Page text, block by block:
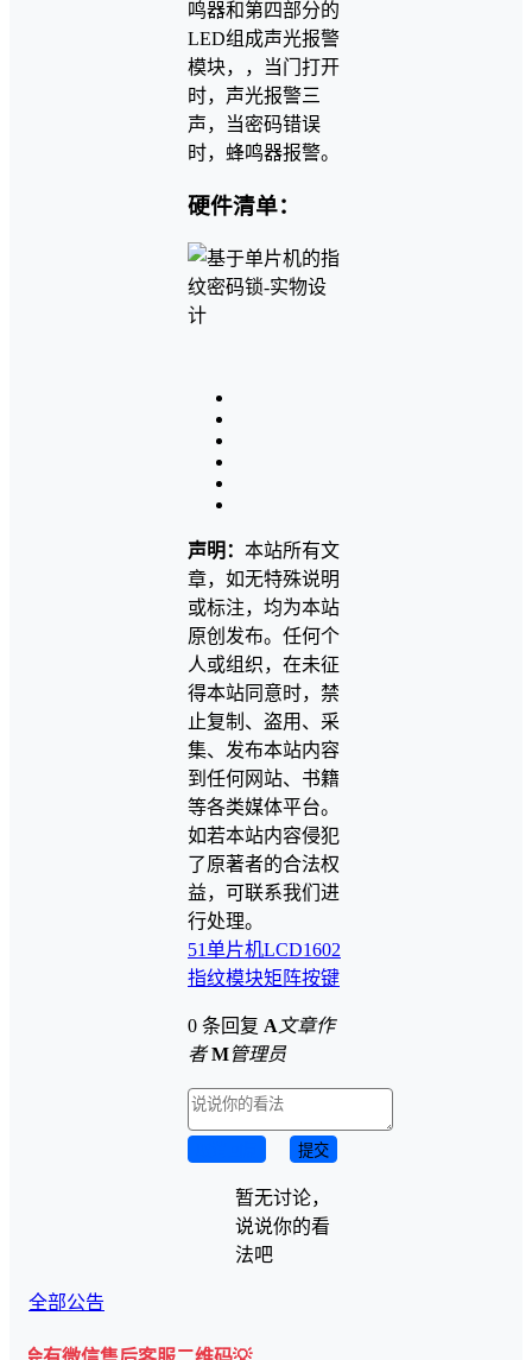
鸣器和第四部分的
LED组成声光报警
模块，，当门打开
时，声光报警三
声，当密码错误
时，蜂鸣器报警。
硬件清单：
声明： 本站所有文
章，如无特殊说明
或标注，均为本站
原创发布。任何个
人或组织，在未征
得本站同意时，禁
止复制、盗用、采
集、发布本站内容
到任何网站、书籍
等各类媒体平台。
如若本站内容侵犯
了原著者的合法权
益，可联系我们进
行处理。
51单片机LCD1602
指纹模块矩阵按键
0 条回复 A 文章作
者 M管理员
提交
暂无讨论，
说说你的看
法吧
全部公告